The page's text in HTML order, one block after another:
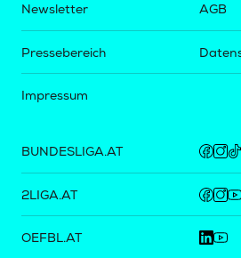
Newsletter
Pressebereich
Impressum
AGB
BUNDESLIGA.AT
2LIGA.AT
OEFBL.AT